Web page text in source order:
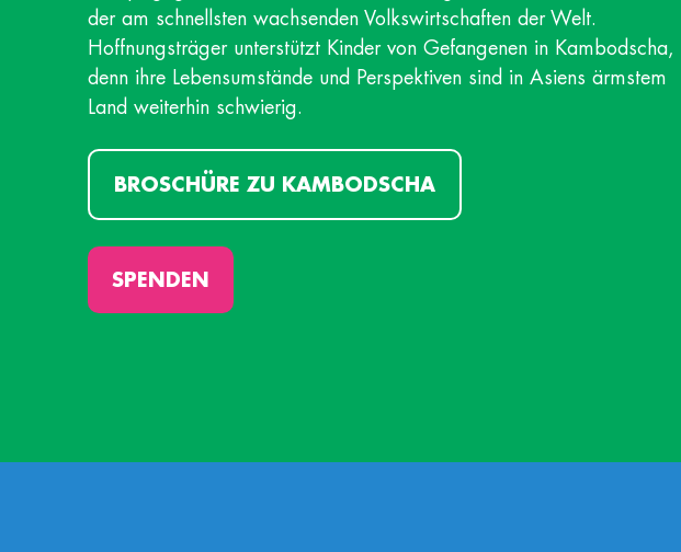
der am schnellsten wachsenden Volkswirtschaften der Welt.
Hoffnungsträger unterstützt Kinder von Gefangenen in Kambodscha,
denn ihre Lebensumstände und Perspektiven sind in Asiens ärmstem
Land weiterhin schwierig.
BROSCHÜRE ZU KAMBODSCHA
SPENDEN